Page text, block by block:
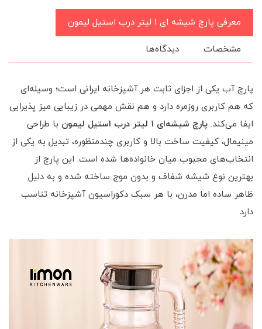
معرفی پارچ شیشه ای ۱ لیتر درب استیل لیمون
مشخصات دیدگاه‌ها
پارچ آب یکی از اجزای ثابت هر آشپزخانه ایرانی است؛ وسیله‌ای
که هم کاربری روزمره دارد و هم نقش مهمی در زیبایی میز پذیرایی
ایفا می‌کند. پارچ شیشه‌ای ۱ لیتر درب استیل لیمون
با طراحی
مینیمال، کیفیت ساخت بالا و کاربری چندمنظوره، تبدیل به یکی از
انتخاب‌های محبوب میان خانواده‌ها شده است. این پارچ از
بهترین نوع شیشه شفاف و بدون موج ساخته شده و به دلیل
ظاهر ساده اما مدرن، با هر سبک دکوراسیون آشپزخانه تناسب
دارد.